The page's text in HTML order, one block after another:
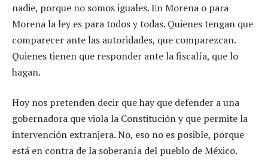
nadie, porque no somos iguales. En Morena o para
Morena la ley es para todos y todas. Quienes tengan que
comparecer ante las autoridades, que comparezcan.
Quienes tienen que responder ante la fiscalía, que lo
hagan.
Hoy nos pretenden decir que hay que defender a una
gobernadora que viola la Constitución y que permite la
intervención extranjera. No, eso no es posible, porque
está en contra de la soberanía del pueblo de México.